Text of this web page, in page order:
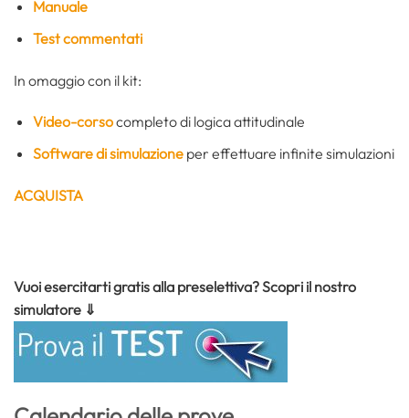
Manuale
Test commentati
In omaggio con il kit:
Video-corsocompleto di logica attitudinale
Software di simulazioneper effettuare infinite simulazioni
ACQUISTA
Vuoi esercitarti gratis alla preselettiva? Scopri il nostro
simulatore ⇓